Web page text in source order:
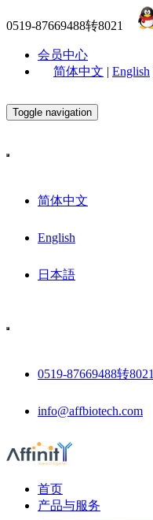
0519-87669488转8021
会员中心
简体中文 | English
Toggle navigation
简体中文
English
日本語
0519-87669488转8021
info@affbiotech.com
首页
产品与服务